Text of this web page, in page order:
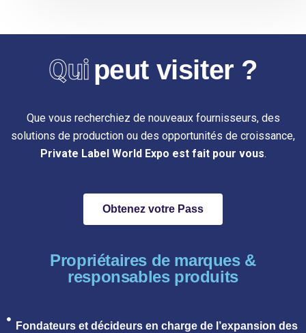
Qui peut visiter ?
Que vous recherchiez de nouveaux fournisseurs, des
solutions de production ou des opportunités de croissance,
Private Label World Expo est fait pour vous.
Obtenez votre Pass
Propriétaires de marques &
responsables produits
Fondateurs et décideurs en charge de l’expansion des